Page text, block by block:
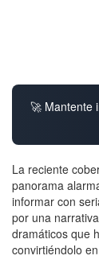
🚀 Mantente
La reciente
panorama
informar con
por una
dramáticos que
convirtiéndolo